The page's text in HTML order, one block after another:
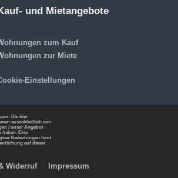
und Mietangebote
zum Kauf
zur Miete
Einstellungen
Die hier
ausschließlich von
/ unser Angebot
haben. Eine
Bewertungen fand
auf dieser
Widerruf Impressum